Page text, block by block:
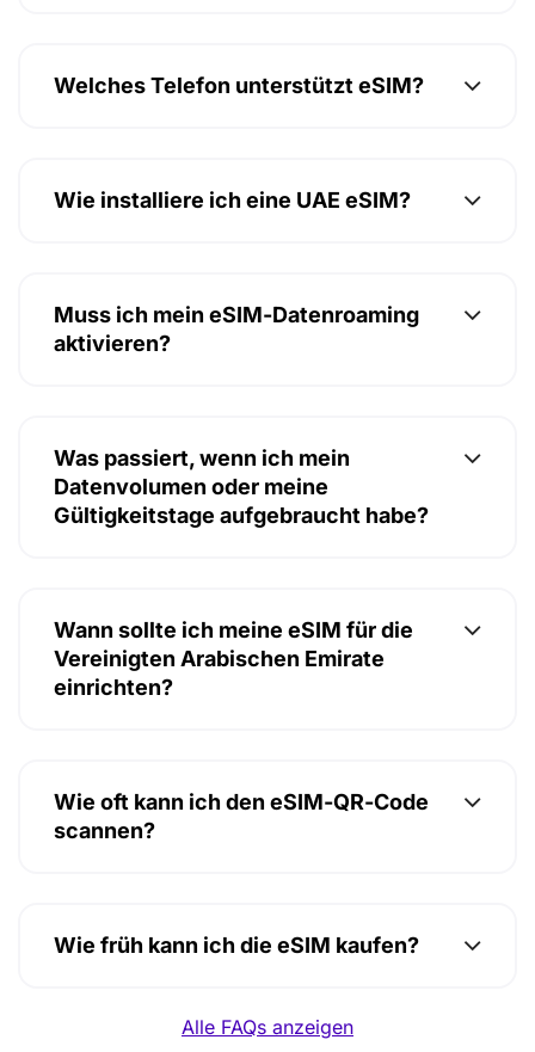
Welches Telefon unterstützt eSIM?
Wie installiere ich eine UAE eSIM?
Muss ich mein eSIM-Datenroaming
aktivieren?
Was passiert, wenn ich mein
Datenvolumen oder meine
Gültigkeitstage aufgebraucht habe?
Wann sollte ich meine eSIM für die
Vereinigten Arabischen Emirate
einrichten?
Wie oft kann ich den eSIM-QR-Code
scannen?
Wie früh kann ich die eSIM kaufen?
Alle FAQs anzeigen